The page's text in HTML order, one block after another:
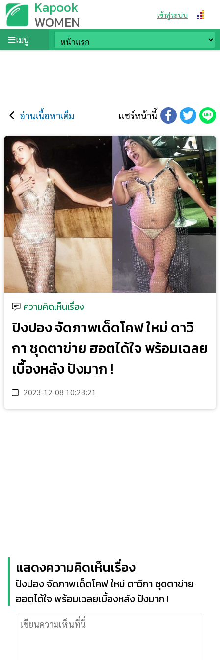
Kapook
WOMEN เข้าสู่ระบบ
เมนู
อ่านเนื้อหาเต็ม แชร์หน้านี้
ความคิดเห็นเรื่อง
ปิงปอง จัดภาพเด็ดโคฟ ใหม่ ดาวิ
กา ชุดตาข่าย ฮอตได้ใจ พร้อมเฉลย
เบื้องหลัง ปังมาก !
2023-12-08 10:28:21
แสดงความคิดเห็นเรื่อง
ปิงปอง จัดภาพเด็ดโคฟ ใหม่ ดาวิกา ชุดตาข่าย
ฮอตได้ใจ พร้อมเฉลยเบื้องหลัง ปังมาก !